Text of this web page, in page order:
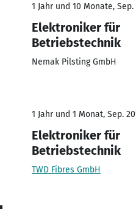
1 Jahr und 10 Monate,
Elektroniker für
Betriebstechnik
Nemak Pilsting GmbH
1 Jahr und 1 Monat, Sep.
Elektroniker für
Betriebstechnik
TWD Fibres GmbH